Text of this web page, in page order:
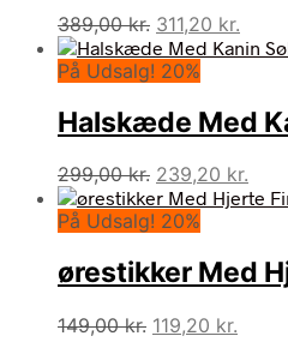
389,00kr. Den
oprindelige
pris
389,00 kr..
311,20 kr.
På Udsalg! 20%
Halskæde Med
299,00kr. Den
oprindelige
pris
299,00 kr..
239,20 kr.
På Udsalg! 20%
ørestikker Med
149,00kr. Den
119,20 kr.